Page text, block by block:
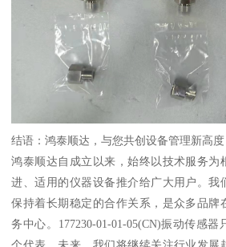
结语：鸿泰顺达，与您共创设备管理新高度
鸿泰顺达自成立以来，始终以技术服务为
进、适用的仪器设备推介给广大用户。我
保持着长期稳定的合作关系，是众多品牌
务中心。177230-01-01-05(CN)振动传感